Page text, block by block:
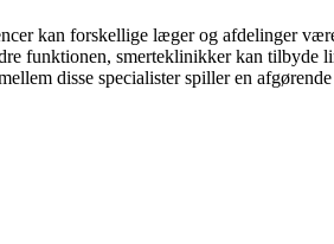
kan forskellige læger og afdelinger
funktionen, smerteklinikker kan tilbyde
disse specialister spiller en